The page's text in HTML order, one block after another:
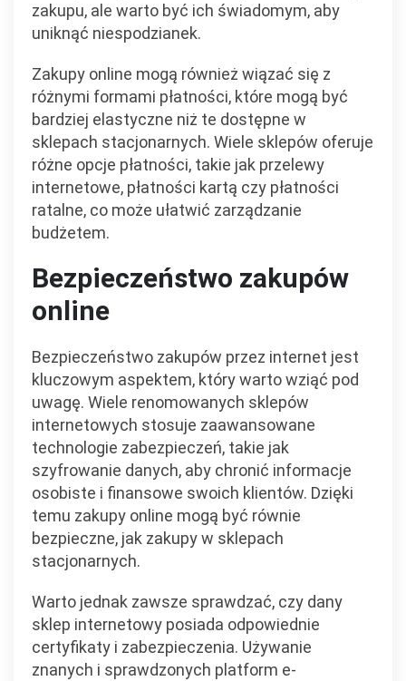
zakupu, ale warto być ich świadomym, aby
uniknąć niespodzianek.
Zakupy online mogą również wiązać się z
różnymi formami płatności, które mogą być
bardziej elastyczne niż te dostępne w
sklepach stacjonarnych. Wiele sklepów oferuje
różne opcje płatności, takie jak przelewy
internetowe, płatności kartą czy płatności
ratalne, co może ułatwić zarządzanie
budżetem.
Bezpieczeństwo zakupów
online
Bezpieczeństwo zakupów przez internet jest
kluczowym aspektem, który warto wziąć pod
uwagę. Wiele renomowanych sklepów
internetowych stosuje zaawansowane
technologie zabezpieczeń, takie jak
szyfrowanie danych, aby chronić informacje
osobiste i finansowe swoich klientów. Dzięki
temu zakupy online mogą być równie
bezpieczne, jak zakupy w sklepach
stacjonarnych.
Warto jednak zawsze sprawdzać, czy dany
sklep internetowy posiada odpowiednie
certyfikaty i zabezpieczenia. Używanie
znanych i sprawdzonych platform e-